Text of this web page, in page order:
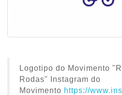
Logotipo do Movimento
Rodas" Instagram do
Movimento https://